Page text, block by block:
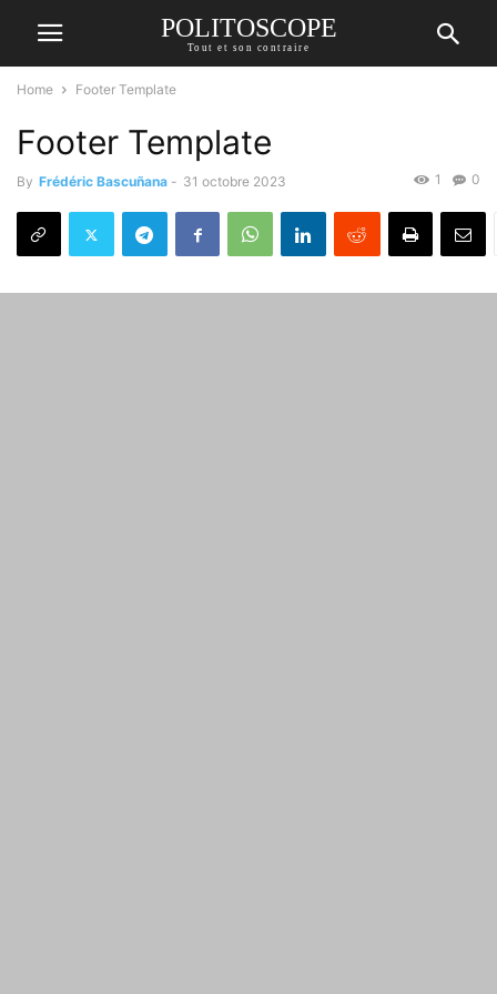
POLITOSCOPE
Tout et son contraire
Home Footer Template
Footer Template
By Frédéric Bascuñana - 31 octobre 2023 0
1